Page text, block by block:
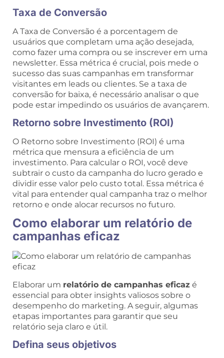
Taxa de Conversão
A Taxa de Conversão é a porcentagem de
usuários que completam uma ação desejada,
como fazer uma compra ou se inscrever em uma
newsletter. Essa métrica é crucial, pois mede o
sucesso das suas campanhas em transformar
visitantes em leads ou clientes. Se a taxa de
conversão for baixa, é necessário analisar o que
pode estar impedindo os usuários de avançarem.
Retorno sobre Investimento (ROI)
O Retorno sobre Investimento (ROI) é uma
métrica que mensura a eficiência de um
investimento. Para calcular o ROI, você deve
subtrair o custo da campanha do lucro gerado e
dividir esse valor pelo custo total. Essa métrica é
vital para entender qual campanha traz o melhor
retorno e onde alocar recursos no futuro.
Como elaborar um relatório de
campanhas eficaz
Elaborar um relatório de campanhas eficaz é
essencial para obter insights valiosos sobre o
desempenho do marketing. A seguir, algumas
etapas importantes para garantir que seu
relatório seja claro e útil.
Defina seus objetivos